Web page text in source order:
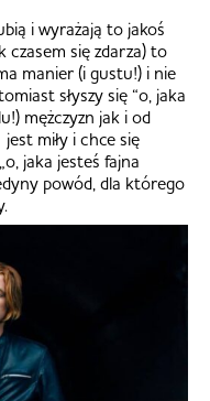
i wyrażają to jakoś
czasem się zdarza) to
manier (i gustu!) i nie
słyszy się “o, jaka
mężczyzn jak i od
jest miły i chce się
jaka jesteś fajna
powód, dla którego